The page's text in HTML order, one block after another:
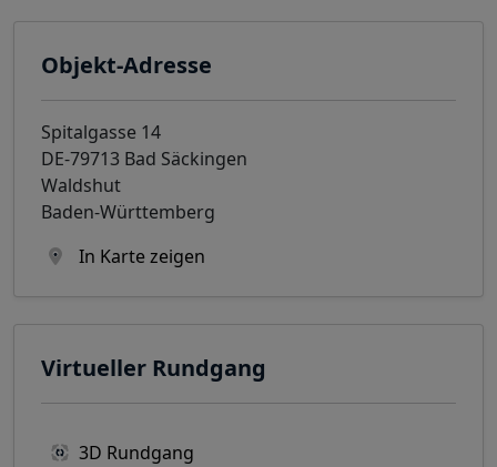
Objekt-Adresse
Spitalgasse 14
DE-79713 Bad Säckingen
Waldshut
Baden-Württemberg
In Karte zeigen
Virtueller Rundgang
3D Rundgang